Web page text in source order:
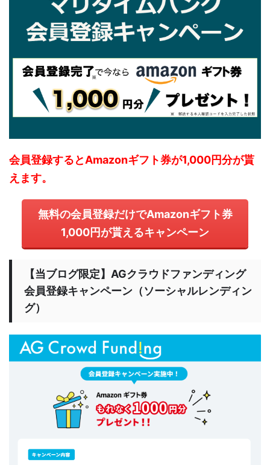
会員登録するとAmazonギフト券が1,000円分が貰
えます。
無料の会員登録だけでAmazonギフト券
1,000円が貰えるキャンペーン
【当ブログ限定】AGクラウドファンディング
会員登録キャンペーン（ソーシャルレンディン
グ）